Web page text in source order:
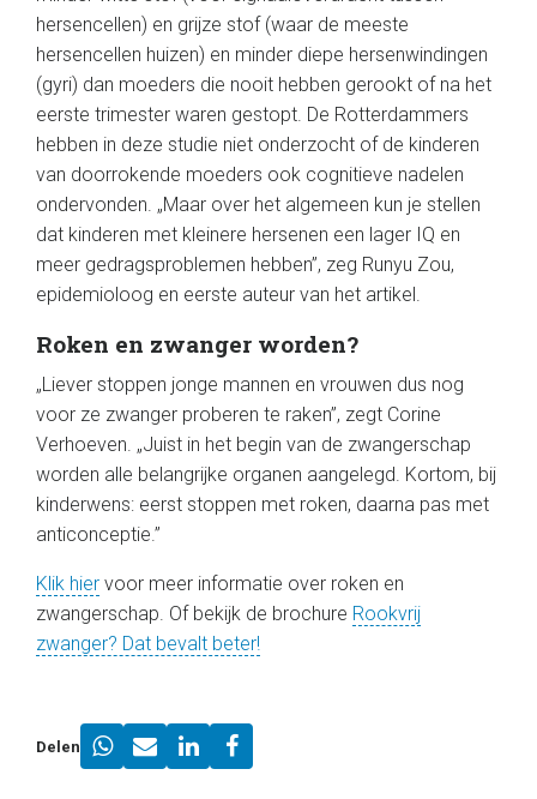
hersencellen) en grijze stof (waar de meeste
hersencellen huizen) en minder diepe hersenwindingen
(gyri) dan moeders die nooit hebben gerookt of na het
eerste trimester waren gestopt. De Rotterdammers
hebben in deze studie niet onderzocht of de kinderen
van doorrokende moeders ook cognitieve nadelen
ondervonden. „Maar over het algemeen kun je stellen
dat kinderen met kleinere hersenen een lager IQ en
meer gedragsproblemen hebben”, zeg Runyu Zou,
epidemioloog en eerste auteur van het artikel.
Roken en zwanger worden?
„Liever stoppen jonge mannen en vrouwen dus nog
voor ze zwanger proberen te raken”, zegt Corine
Verhoeven. „Juist in het begin van de zwangerschap
worden alle belangrijke organen aangelegd. Kortom, bij
kinderwens: eerst stoppen met roken, daarna pas met
anticonceptie.”
Klik hier voor meer informatie over roken en
zwangerschap. Of bekijk de brochure Rookvrij
zwanger? Dat bevalt beter!
Delen